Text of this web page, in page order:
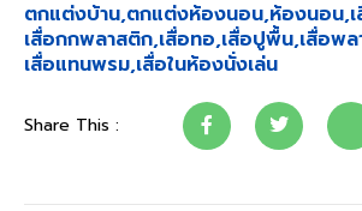
ตกแต่งบ้าน,ตกแต่งห้องนอน,ห้องนอน,
เสื่อกกพลาสติก,เสื่อทอ,เสื่อปูพื้น,เสื่อพ
เสื่อแทนพรม,เสื่อในห้องนั่งเล่น
Share This :